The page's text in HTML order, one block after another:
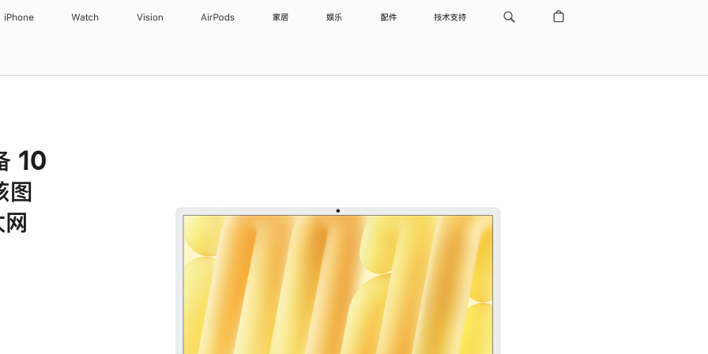
iPhone Watch Vision AirPods 家居 娱乐 配件 技术支持
10
图